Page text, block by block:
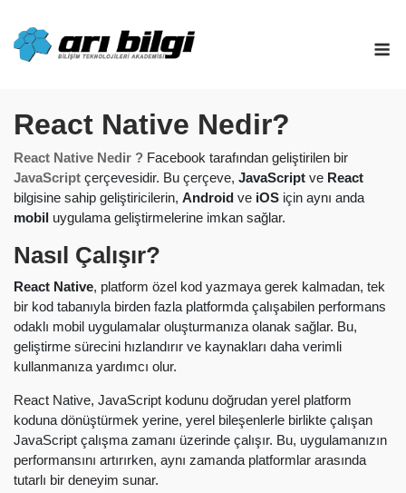
content
React Native Nedir?
React Native Nedir ? Facebook tarafından geliştirilen bir
JavaScript çerçevesidir. Bu çerçeve, JavaScript ve React
bilgisine sahip geliştiricilerin, Android ve iOS için aynı anda
mobil uygulama geliştirmelerine imkan sağlar.
Nasıl Çalışır?
React Native, platform özel kod yazmaya gerek kalmadan, tek
bir kod tabanıyla birden fazla platformda çalışabilen performans
odaklı mobil uygulamalar oluşturmanıza olanak sağlar. Bu,
geliştirme sürecini hızlandırır ve kaynakları daha verimli
kullanmanıza yardımcı olur.
React Native, JavaScript kodunu doğrudan yerel platform
koduna dönüştürmek yerine, yerel bileşenlerle birlikte çalışan
JavaScript çalışma zamanı üzerinde çalışır. Bu, uygulamanızın
performansını artırırken, aynı zamanda platformlar arasında
tutarlı bir deneyim sunar.